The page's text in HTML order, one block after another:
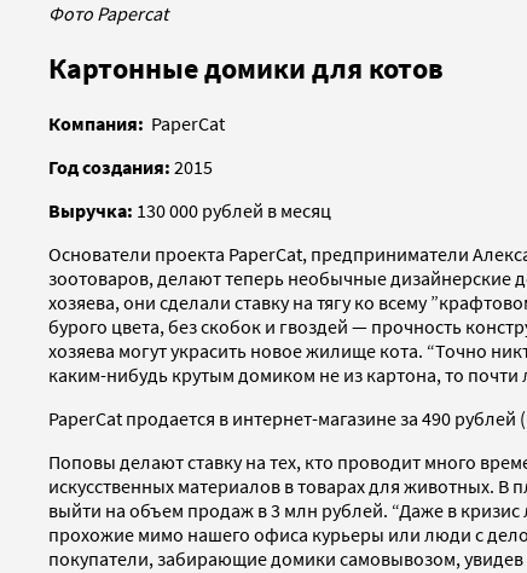
Фото Papercat
Картонные домики для котов
Компания: PaperCat
Год создания: 2015
Выручка: 130 000 рублей в месяц
Основатели проекта PaperCat, предприниматели
зоотоваров, делают теперь необычные дизайнерские
хозяева, они сделали ставку на тягу ко всему
бурого цвета, без скобок и гвоздей — прочность
хозяева могут украсить новое жилище кота. “Точно
каким-нибудь крутым домиком не из картона, то
PaperCat продается в интернет-магазине за 490
Поповы делают ставку на тех, кто проводит много
искусственных материалов в товарах для животных. В
выйти на объем продаж в 3 млн рублей. “Даже в
прохожие мимо нашего офиса курьеры или люди с
покупатели, забирающие домики самовывозом,